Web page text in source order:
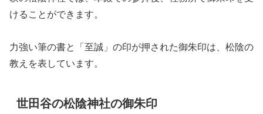
けることができます。
力強い筆の書と「至誠」の印が押された御朱印は、松陰の
教えを表しています。
世田谷の松陰神社の御朱印